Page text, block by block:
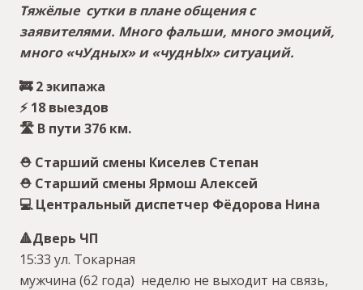
Тяжёлые сутки в плане общения с
заявителями. Много фальши, много эмоций,
много «чУдных» и «чуднЫх» ситуаций.
🚒 2 экипажа
⚡️ 18 выездов
🛣 В пути 376 км.
⛑ Старший смены Киселев Степан
⛑ Старший смены Ярмош Алексей
💻 Центральный диспетчер Фёдорова Нина
🔺️Дверь ЧП
15:33 ул. Токарная
мужчина (62 года) неделю не выходит на связь,